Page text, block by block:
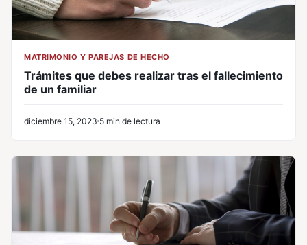
MATRIMONIO Y PAREJAS DE HECHO
Trámites que debes realizar tras el fallecimiento
de un familiar
diciembre 15, 2023 5 min de lectura